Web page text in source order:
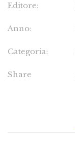
Editore:
Anno:
Categoria:
Share